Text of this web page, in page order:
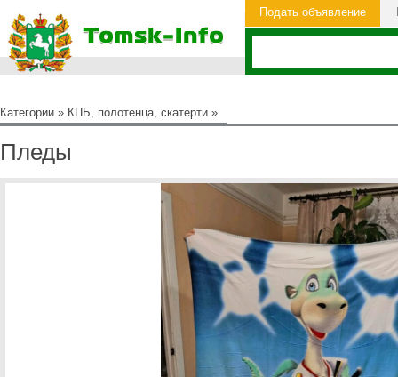
Подать объявление
Категории » КПБ, полотенца, скатерти »
Пледы